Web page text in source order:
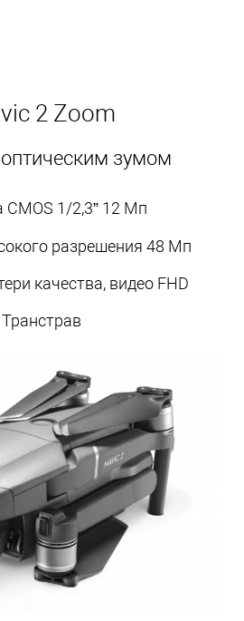
2 Zoom
зумом
1/2,3” 12 Мп
разрешения 48 Мп
качества, видео FHD
Транстрав